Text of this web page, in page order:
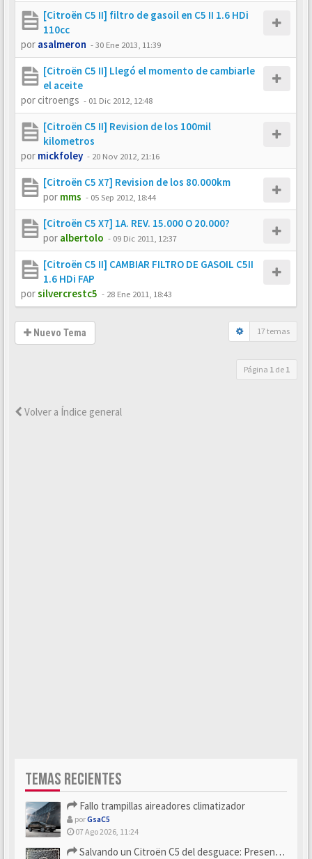
[Citroën C5 II] filtro de gasoil en C5 II 1.6 HDi
110cc
por asalmeron -30 Ene 2013, 11:39
[Citroën C5 II] Llegó el momento de cambiarle
el aceite
porcitroengs - 01 Dic 2012, 12:48
[Citroën C5 II] Revision de los 100mil
kilometros
por mickfoley - 20 Nov 2012, 21:16
[Citroën C5 X7] Revision de los 80.000km
por mms - 05 Sep 2012, 18:44
[Citroën C5 X7] 1A. REV. 15.000 O 20.000?
por albertolo - 09 Dic 2011, 12:37
[Citroën C5 II] CAMBIAR FILTRO DE GASOIL C5II
1.6 HDi FAP
porsilvercrestc5 - 28 Ene 2011, 18:43
Nuevo Tema 17 temas
Página 1 de 1
Volver a Índice general
TEMAS RECIENTES
Fallo trampillas aireadores climatizador
porGsaC5
07 Ago 2026, 11:24
Salvando un Citroën C5 del desguace: Presentación y seguimiento